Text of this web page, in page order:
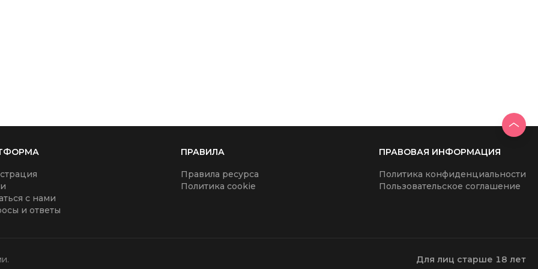
и эмоции. Невозможно построить долгосрочные отношения без чувств к человеку. Мужчины и девушки просто
пункты, которые смогут сделать их счастливее.
с нами
и ответы
ПРАВИЛА
Правила ресурса
Политика cookie
ПРАВОВАЯ ИНФОРМАЦИЯ
Политика конфиденциальности
Пользовательское соглашение
Для лиц старше 18 лет